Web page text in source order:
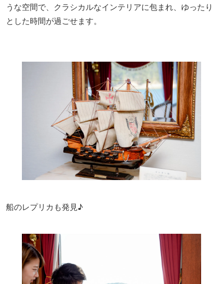
うな空間で、クラシカルなインテリアに包まれ、ゆったり
とした時間が過ごせます。
船のレプリカも発見♪